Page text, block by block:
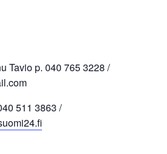
Tavio p. 040 765 3228 /
511 3863 /